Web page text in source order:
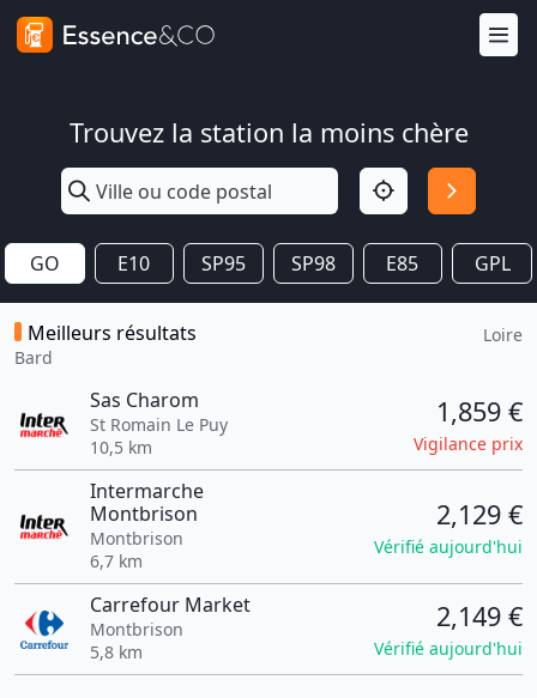
Trouvez la station la moins chère
GO E10 SP95 SP98 E85 GPL
Meilleurs résultats
Bard
Loire
Sas Charom
St Romain Le Puy
10,5 km
1,859 €
Vigilance prix
Intermarche
Montbrison
Montbrison
6,7 km
2,129 €
Vérifié aujourd'hui
Carrefour Market
Montbrison
5,8 km
2,149 €
Vérifié aujourd'hui